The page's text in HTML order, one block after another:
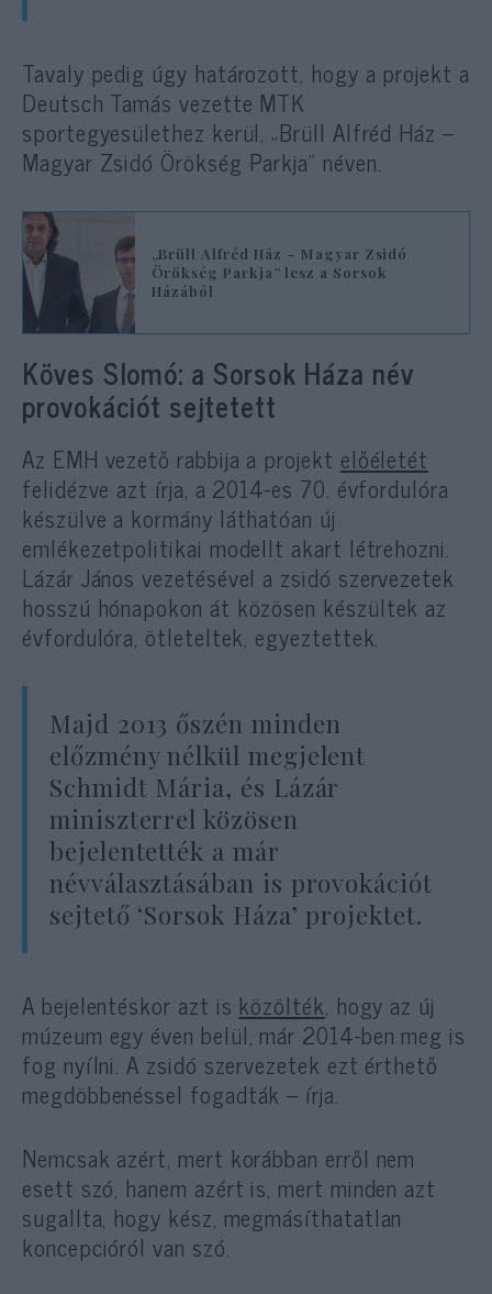
Tavaly pedig úgy határozott, hogy a projekt a
Deutsch Tamás vezette MTK
sportegyesülethez kerül, „Brüll Alfréd Ház –
Magyar Zsidó Örökség Parkja” néven.
„Brüll Alfréd Ház – Magyar Zsidó
Örökség Parkja” lesz a Sorsok
Házából
Köves Slomó: a Sorsok Háza név
provokációt sejtetett
Az EMH vezető rabbija a projekt előéletét
felidézve azt írja, a 2014-es 70. évfordulóra
készülve a kormány láthatóan új
emlékezetpolitikai modellt akart létrehozni.
Lázár János vezetésével a zsidó szervezetek
hosszú hónapokon át közösen készültek az
évfordulóra, ötleteltek, egyeztettek.
Majd 2013 őszén minden
előzmény nélkül megjelent
Schmidt Mária, és Lázár
miniszterrel közösen
bejelentették a már
névválasztásában is provokációt
sejtető ‘Sorsok Háza’ projektet.
A bejelentéskor azt is közölték, hogy az új
múzeum egy éven belül, már 2014-ben meg is
fog nyílni. A zsidó szervezetek ezt érthető
megdöbbenéssel fogadták – írja.
Nemcsak azért, mert korábban erről nem
esett szó, hanem azért is, mert minden azt
sugallta, hogy kész, megmásíthatatlan
koncepcióról van szó.